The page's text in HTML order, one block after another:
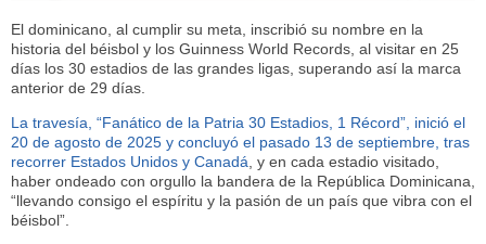
El dominicano, al cumplir su meta, inscribió su nombre en la
historia del béisbol y los Guinness World Records, al visitar en 25
días los 30 estadios de las grandes ligas, superando así la marca
anterior de 29 días.
La travesía, “Fanático de la Patria 30 Estadios, 1 Récord”, inició el
20 de agosto de 2025 y concluyó el pasado 13 de septiembre, tras
recorrer Estados Unidos y Canadá , y en cada estadio visitado,
haber ondeado con orgullo la bandera de la República Dominicana,
“llevando consigo el espíritu y la pasión de un país que vibra con el
béisbol”.